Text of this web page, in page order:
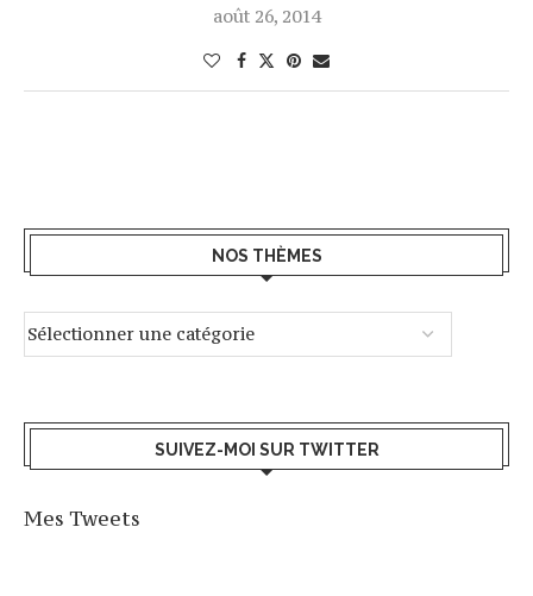
août 26, 2014
NOS THÈMES
SUIVEZ-MOI SUR TWITTER
Mes Tweets